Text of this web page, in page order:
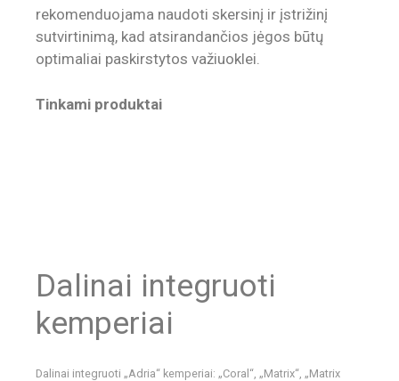
rekomenduojama naudoti skersinį ir įstrižinį
sutvirtinimą, kad atsirandančios jėgos būtų
optimaliai paskirstytos važiuoklei.
Tinkami produktai
Dalinai integruoti
kemperiai
Dalinai integruoti „Adria“ kemperiai: „Coral“, „Matrix“, „Matrix